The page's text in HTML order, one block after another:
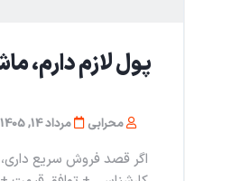
پول لازم دارم،
محرابی مرداد 14, 1405
اگر قصد فروش سریع